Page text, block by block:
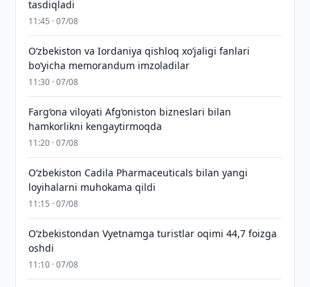
tasdiqladi
11:45 · 07/08
Oʻzbekiston va Iordaniya qishloq xoʻjaligi fanlari
boʻyicha memorandum imzoladilar
11:30 · 07/08
Farg‘ona viloyati Afg‘oniston bizneslari bilan
hamkorlikni kengaytirmoqda
11:20 · 07/08
Oʻzbekiston Cadila Pharmaceuticals bilan yangi
loyihalarni muhokama qildi
11:15 · 07/08
O‘zbekistondan Vyetnamga turistlar oqimi 44,7 foizga
oshdi
11:10 · 07/08